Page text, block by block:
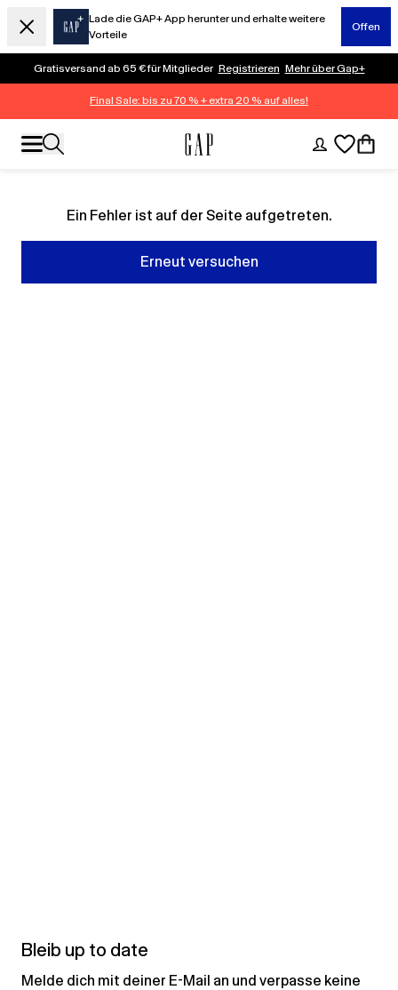
Lade die GAP+ App herunter und erhalte weitere
Vorteile
Offen
Gratisversand ab 65 € für Mitglieder Registrieren Mehr über Gap+
Final Sale: bis zu 70 % + extra 20 % auf alles!
Ein Fehler ist auf der Seite aufgetreten.
Erneut versuchen
Bleib up to date
Melde dich mit deiner E-Mail an und verpasse keine